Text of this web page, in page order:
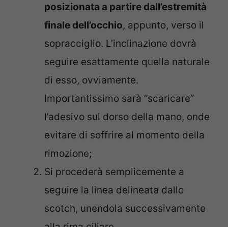
posizionata a partire dall’estremità
finale dell’occhio, appunto, verso il
sopracciglio. L’inclinazione dovrà
seguire esattamente quella naturale
di esso, ovviamente.
Importantissimo sarà “scaricare”
l’adesivo sul dorso della mano, onde
evitare di soffrire al momento della
rimozione;
Si procederà semplicemente a
seguire la linea delineata dallo
scotch, unendola successivamente